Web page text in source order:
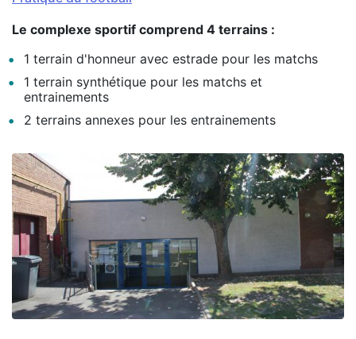
Le complexe sportif comprend 4 terrains :
1 terrain d'honneur avec estrade pour les matchs
1 terrain synthétique pour les matchs et
entrainements
2 terrains annexes pour les entrainements